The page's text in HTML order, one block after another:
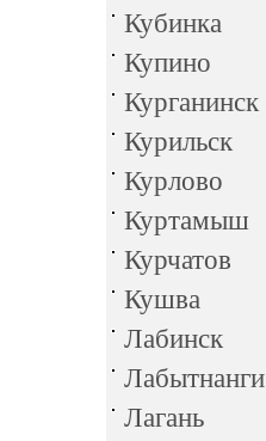
Кубинка
Купино
Курганинск
Курильск
Курлово
Куртамыш
Курчатов
Кушва
Лабинск
Лабытнанги
Лагань